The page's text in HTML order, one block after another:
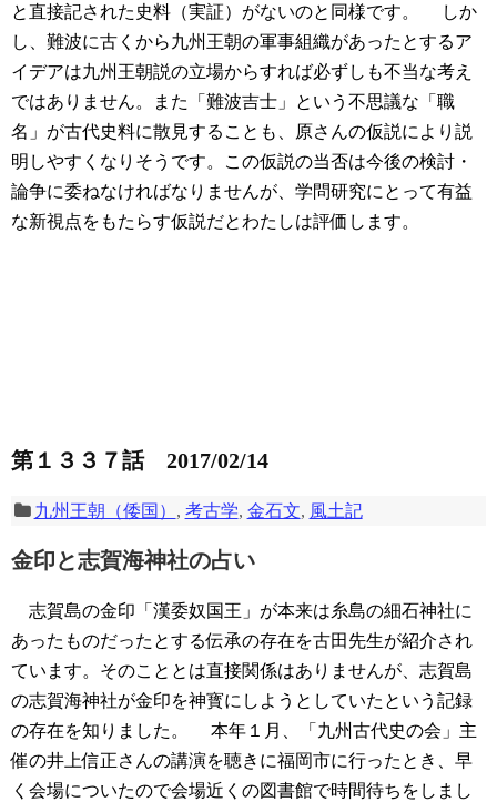
と直接記された史料（実証）がないのと同様です。
しか
し、難波に古くから九州王朝の軍事組織があったとするア
イデアは九州王朝説の立場からすれば必ずしも不当な考え
ではありません。また「難波吉士」という不思議な「職
名」が古代史料に散見することも、原さんの仮説により説
明しやすくなりそうです。この仮説の当否は今後の検討・
論争に委ねなければなりませんが、学問研究にとって有益
な新視点をもたらす仮説だとわたしは評価します。
第１３３７話 2017/02/14
九州王朝（倭国） , 考古学, 金石文, 風土記
金印と志賀海神社の占い
志賀島の金印「漢委奴国王」が本来は糸島の細石神社に
あったものだったとする伝承の存在を古田先生が紹介され
ています。そのこととは直接関係はありませんが、志賀島
の志賀海神社が金印を神寳にしようとしていたという記録
の存在を知りました。
本年１月、「九州古代史の会」主
催の井上信正さんの講演を聴きに福岡市に行ったとき、早
く会場についたので会場近くの図書館で時間待ちをしまし